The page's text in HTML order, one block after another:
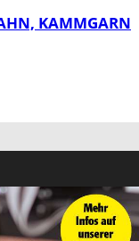
KAMMGARN